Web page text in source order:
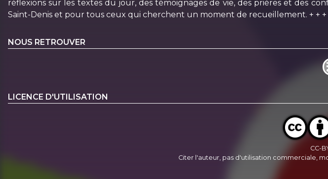
réflexions sur les textes du jour, des témoignages de vie, des prières et des
Saint-Denis et pour tous ceux qui cherchent un moment de recueillement. + + +
NOUS RETROUVER
LICENCE D'UTILISATION
CC-
Citer l'auteur, pas d'utilisation commerciale,